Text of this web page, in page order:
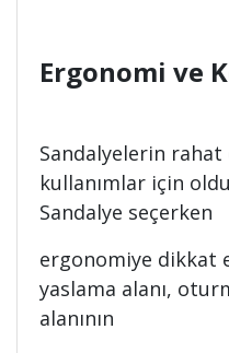
Ergonomi ve
Sandalyelerin rahat
kullanımlar için
Sandalye seçerken
ergonomiye dikkat
yaslama alanı,
alanının